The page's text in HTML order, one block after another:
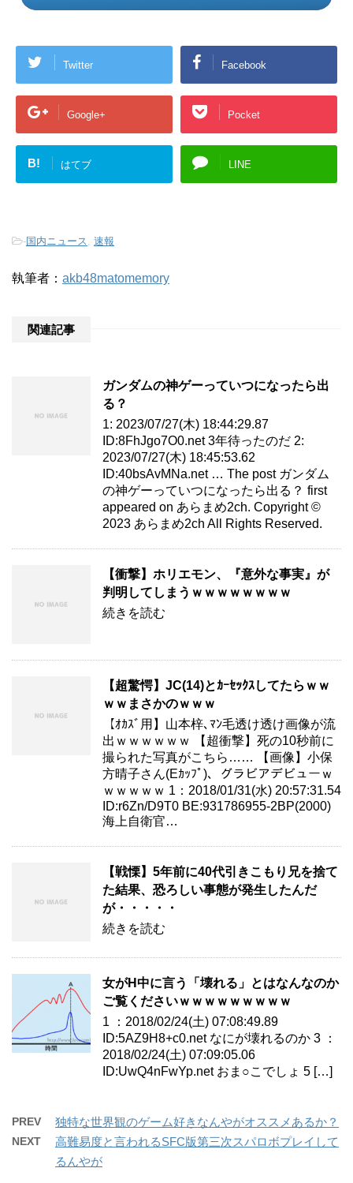
Twitter Facebook
Google+ Pocket
B! はてブ LINE
-国内ニュース 速報
執筆者： akb48matomemory
関連記事
ガンダムの神ゲーっていつになったら出
る？
1: 2023/07/27(木) 18:44:29.87
ID:8FhJgo7O0.net 3年待ったのだ 2:
2023/07/27(木) 18:45:53.62
ID:40bsAvMNa.net … The post ガンダム
の神ゲーっていつになったら出る？ first
appeared on あらまめ2ch. Copyright ©
2023 あらまめ2ch All Rights Reserved.
【衝撃】ホリエモン、『意外な事実』が
判明してしまうｗｗｗｗｗｗｗｗ
続きを読む
【超驚愕】JC(14)とｶｰｾｯｸｽしてたらｗｗ
ｗｗまさかのｗｗｗ
【ｵｶｽﾞ用】山本梓､ﾏﾝ毛透け透け画像が流
出ｗｗｗｗｗｗ 【超衝撃】死の10秒前に
撮られた写真がこちら…… 【画像】小保
方晴子さん(Eｶｯﾌﾟ)、グラビアデビューｗ
ｗｗｗｗｗ 1：2018/01/31(水) 20:57:31.54
ID:r6Zn/D9T0 BE:931786955-2BP(2000)
海上自衛官…
【戦慄】5年前に40代引きこもり兄を捨て
た結果、恐ろしい事態が発生したんだ
が・・・・・
続きを読む
女がH中に言う「壊れる」とはなんなのか
ご覧くださいｗｗｗｗｗｗｗｗｗ
1 ：2018/02/24(土) 07:08:49.89
ID:5AZ9H8+c0.net なにが壊れるのか 3 ：
2018/02/24(土) 07:09:05.06
ID:UwQ4nFwYp.net おま○こでしょ 5 […]
PREV 独特な世界観のゲーム好きなんやがオススメあるか？
NEXT
高難易度と言われるSFC版第三次スパロボプレイして
るんやが